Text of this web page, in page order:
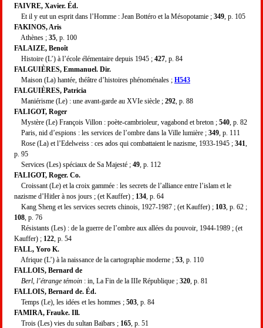
FAIVRE, Xavier. Éd.
Et il y eut un esprit dans l’Homme : Jean Bottéro et la Mésopotamie ; 349 , p. 105
FAKINOS, Aris
Athènes ; 35 , p. 100
FALAIZE, Benoît
Histoire (L’) à l’école élémentaire depuis 1945 ; 427 , p. 84
FALGUIÈRES, Emmanuel. Dir.
Maison (La) hantée, théâtre d’histoires phénoménales ; H543
FALGUIÈRES, Patricia
Maniérisme (Le) : une avant-garde au XVIe siècle ; 292 , p. 88
FALIGOT, Roger
Mystère (Le) François Villon : poète-cambrioleur, vagabond et breton ; 540 , p. 82
Paris, nid d’espions : les services de l’ombre dans la Ville lumière ; 349 , p. 111
Rose (La) et l’Edelweiss : ces ados qui combattaient le nazisme, 1933-1945 ; 341
p. 95
Services (Les) spéciaux de Sa Majesté ; 49 , p. 112
FALIGOT, Roger. Co.
Croissant (Le) et la croix gammée : les secrets de l’alliance entre l’islam et le
nazisme d’Hitler à nos jours ; (et Kauffer) ; 134 , p. 64
Kang Sheng et les services secrets chinois, 1927-1987 ; (et Kauffer) ; 103 , p. 62 ;
108 , p. 76
Résistants (Les) : de la guerre de l’ombre aux allées du pouvoir, 1944-1989 ; (et
Kauffer) ; 122 , p. 54
FALL, Yoro K.
Afrique (L’) à la naissance de la cartographie moderne ; 53 , p. 110
FALLOIS, Bernard de
Berl, l’étrange témoin : in, La Fin de la IIIe République ; 320 , p. 81
FALLOIS, Bernard de. Éd.
Temps (Le), les idées et les hommes ; 503 , p. 84
FAMIRA, Frauke. Ill.
Trois (Les) vies du sultan Baïbars ; 165 , p. 51